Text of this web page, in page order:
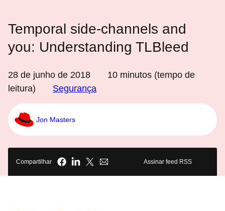
Temporal side-channels and
you: Understanding TLBleed
28 de junho de 2018 10 minutos (tempo de
leitura)
Segurança
Jon Masters
Compartilhar Assinar feed RSS